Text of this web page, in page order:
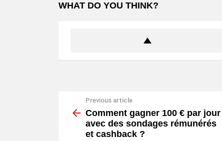
WHAT DO YOU THINK?
more
Previous article
Comment gagner 100 € par jour
avec des sondages rémunérés
et cashback ?